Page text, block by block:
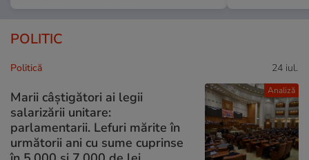
POLITIC
Analiză
Politică 24 iul.
Marii câștigători ai legii
salarizării unitare:
parlamentarii. Lefuri mărite în
următorii ani cu sume cuprinse